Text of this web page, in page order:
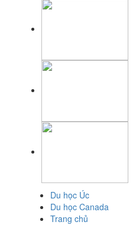
Du học Úc
Du học Canada
Trang chủ